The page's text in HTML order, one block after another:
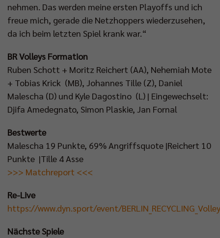
nehmen. Das werden meine ersten Playoffs und ich
freue mich, gerade die Netzhoppers wiederzusehen,
da ich beim letzten Spiel krank war.“
BR Volleys Formation
Ruben Schott + Moritz Reichert (AA), Nehemiah Mote
+ Tobias Krick (MB), Johannes Tille (Z), Daniel
Malescha (D) und Kyle Dagostino (L) | Eingewechselt:
Djifa Amedegnato, Simon Plaskie, Jan Fornal
Bestwerte
Malescha 19 Punkte, 69% Angriffsquote |Reichert 10
Punkte |Tille 4 Asse
>>> Matchreport <<<
Re-Live
https://www.dyn.sport/event/
Nächste Spiele